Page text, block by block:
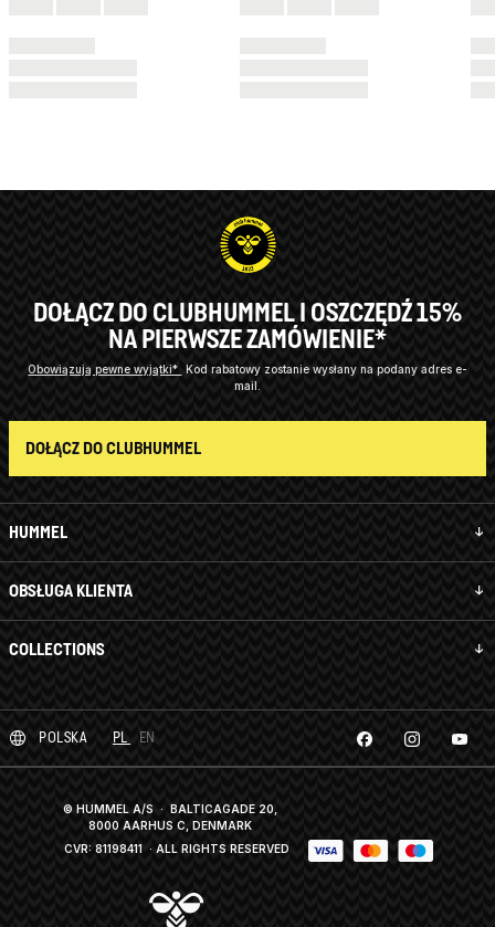
HUMMEL
OBSŁUGA KLIENTA
COLLECTIONS
DOŁĄCZ DO CLUBHUMMEL I OSZCZĘDŹ 15%
NA PIERWSZE ZAMÓWIENIE*
Obowiązują pewne wyjątki*
Kod rabatowy zostanie wysłany na podany adres e-
mail.
DOŁĄCZ DO CLUBHUMMEL
POLSKA PL EN
© HUMMEL A/S · BALTICAGADE 20,
8000 AARHUS C, DENMARK
CVR: 81198411 · ALL RIGHTS RESERVED